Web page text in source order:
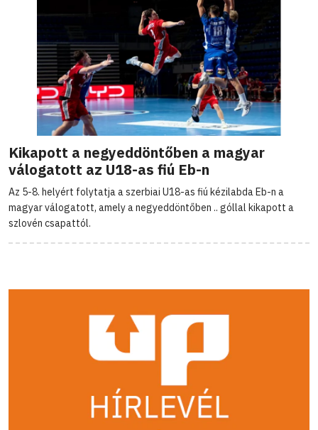
Kikapott a negyeddöntőben a magyar
válogatott az U18-as fiú Eb-n
Az 5-8. helyért folytatja a szerbiai U18-as fiú kézilabda Eb-n a
magyar válogatott, amely a negyeddöntőben .. góllal kikapott a
szlovén csapattól.